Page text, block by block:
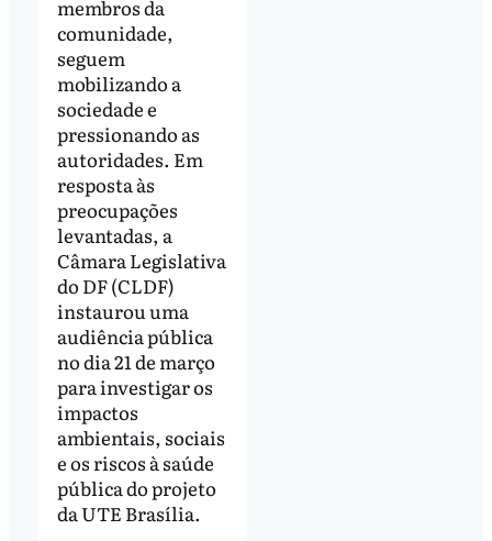
membros da
comunidade,
seguem
mobilizando a
sociedade e
pressionando as
autoridades. Em
resposta às
preocupações
levantadas, a
Câmara Legislativa
do DF (CLDF)
instaurou uma
audiência pública
no dia 21 de março
para investigar os
impactos
ambientais, sociais
e os riscos à saúde
pública do projeto
da UTE Brasília.